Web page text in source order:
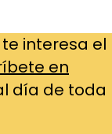
interesa el
en
día de toda